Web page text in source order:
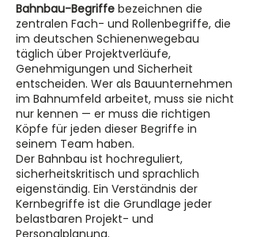
Bahnbau-Begriffe bezeichnen die
zentralen Fach- und Rollenbegriffe, die
im deutschen Schienenwegebau
täglich über Projektverläufe,
Genehmigungen und Sicherheit
entscheiden. Wer als Bauunternehmen
im Bahnumfeld arbeitet, muss sie nicht
nur kennen — er muss die richtigen
Köpfe für jeden dieser Begriffe in
seinem Team haben.
Der Bahnbau ist hochreguliert,
sicherheitskritisch und sprachlich
eigenständig. Ein Verständnis der
Kernbegriffe ist die Grundlage jeder
belastbaren Projekt- und
Personalplanung.